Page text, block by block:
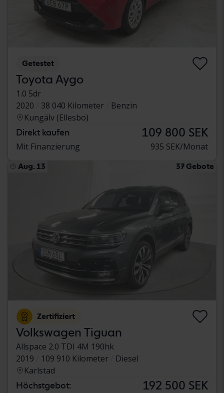
Getestet
Toyota Aygo
1.0 5dr
2020
38 040 Kilometer
Benzin
Kungälv (Ellesbo)
Direkt kaufen 109 800 SEK
Mit Finanzierung 935 SEK/Monat
Aug. 13 37 Gebote
Zertifiziert
Volkswagen Tiguan
Allspace 2.0 TDI 4M 190hk
2019
109 910 Kilometer
Diesel
Karlstad
Höchstgebot: 192 500 SEK